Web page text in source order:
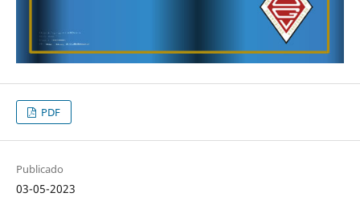
PDF
Publicado
03-05-2023